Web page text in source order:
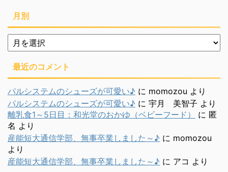
月別
月
別
最近のコメント
パルシステムのシューズが可愛い♪ に momozou より
パルシステムのシューズが可愛い♪ に 宇月 美智子 より
離乳食1～5日目：和光堂のおかゆ（ベビーフード）
に 匿
名 より
産能短大通信学部、無事卒業しました～♪ に momozou
より
産能短大通信学部、無事卒業しました～♪ に アコ より